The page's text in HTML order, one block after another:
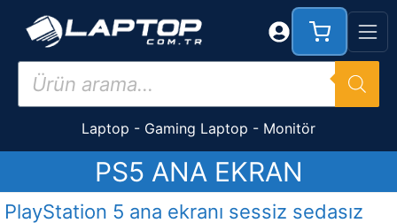
Products
search
Laptop - Gaming Laptop - Monitör
PS5 ANA EKRAN
PlayStation 5 ana ekranı sessiz sedasız